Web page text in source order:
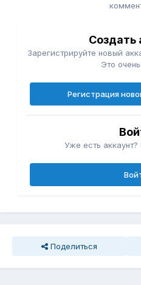
Создать
Зарегистрируйте новый
Это
Регистрация
Уже есть
Поделиться